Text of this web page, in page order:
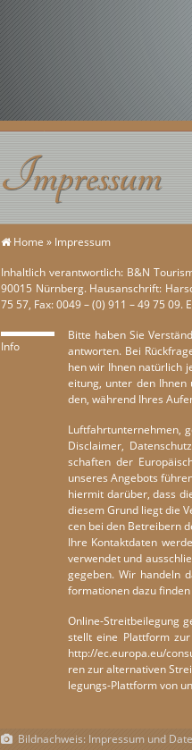
Impressum
Home » Im­pres­sum
In­halt­lich ver­ant­wort­lich: B&N
90015 Nürn­berg. Hausan­s­chrift:
75 57, Fax: 0049 – (0) 911 – 49 75
Info
Bitte haben Sie
ant­wor­ten. Bei
hen wir Ihnen na­tür­lich
ei­t­ung, unter den
den, wäh­rend Ihres
Luft­fahr­t­un­ter­neh­men,
Dis­clai­mer,
schaf­ten der
un­se­res An­ge­bots
hier­mit dar­über, dass
dies­em Grund liegt die
cen bei den Be­trei­bern
Ihre Kon­takt­da­ten
ver­wen­det und
ge­ge­ben. Wir han­deln
forma­tio­nen dazu fin­den
On­line-St­reit­bei­legung
stellt eine Platt­form
http://​ec.​europa.​eu/​
ren zur al­ter­na­ti­ven
legungs-Platt­form von
Bildnachweis: Impressum und